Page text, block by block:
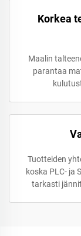
Korkea
Maalin
parantaa
Tuotteiden
koska PLC- ja
tarkasti